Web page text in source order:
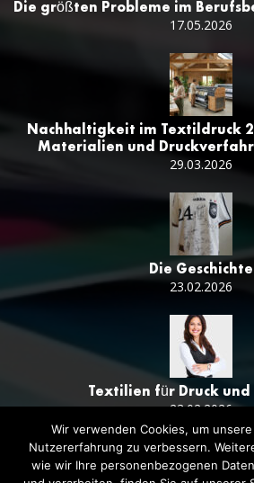
Die größten Probleme im
17.05.2026
Nachhaltigkeit im Textildruck
Materialien und
29.03.2026
Die Geschichte
23.02.2026
Textilien für Druck
23.02.2026
Wir verwenden Cookies, um
Nutzererfahrung zu verbessern.
wie wir Ihre personenbezogenen